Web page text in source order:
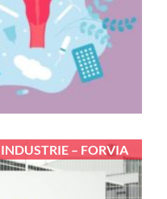
– FORVIA